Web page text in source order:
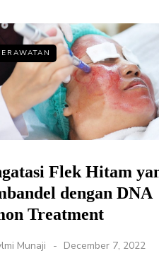
Flek Hitam
dengan DNA
Treatment
Munaji December 7, 2022